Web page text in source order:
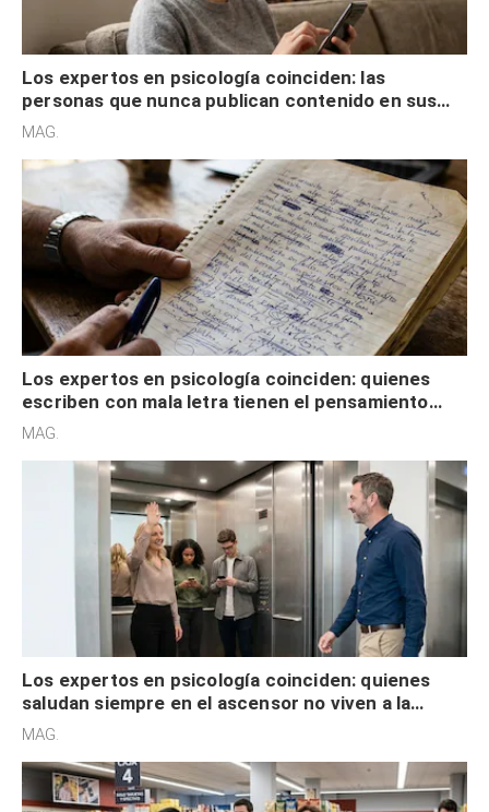
Los expertos en psicología coinciden: las
personas que nunca publican contenido en sus
redes sociales no pretenden buscar validación
MAG.
Los expertos en psicología coinciden: quienes
escriben con mala letra tienen el pensamiento
acelerado y no lo hacen por desinterés
MAG.
Los expertos en psicología coinciden: quienes
saludan siempre en el ascensor no viven a la
defensiva y tienen apertura social
MAG.